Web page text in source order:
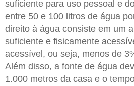
suficiente para uso pessoal e
entre 50 e 100 litros de água
direito à água consiste em um
suficiente e fisicamente
acessível, ou seja, menos de
Além disso, a fonte de água
1.000 metros da casa e o